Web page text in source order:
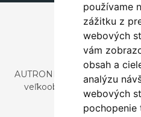
používame
zážitku z
webových
vám
obsah a
analýzu
webových
pochopenie
AUTRONIC, s.r.o. je
veľkoobchodným predajom
nábytku a